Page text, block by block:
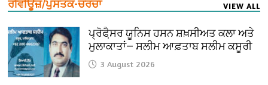
ਰੀਵੀਊਜ਼/ਪੁਸਤਕ-ਚਰਚਾ VIEW ALL
ਪ੍ਰੋਫੈ਼ਸਰ ਯੂਨਿਸ ਹਸਨ ਸ਼ਖ਼ਸੀਅਤ ਕਲਾ ਅਤੇ
ਮੁਲਾਕਾਤਾਂ— ਸਲੀਮ ਆਫ਼ਤਾਬ ਸਲੀਮ ਕਸੂਰੀ
3 August 2026